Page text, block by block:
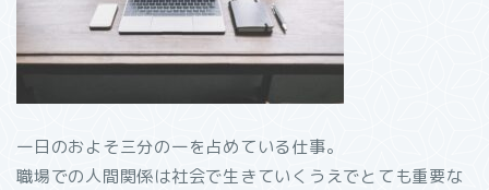
一日のおよそ三分の一を占めている仕事。
職場での人間関係は社会で生きていくうえでとても重要な